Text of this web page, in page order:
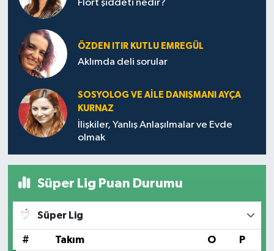
Flört şiddeti nedir?
ÖZDEN ITIR KUTLU EMREGÜL
Aklımda deli sorular
SOSYOLOG VE AILE DANIŞMANI AYÇA
KURNAZ
İlişkiler, Yanlış Anlaşılmalar ve Evde
olmak
Süper Lig Puan Durumu
Süper Lig
# Takım O P
TEKNOLOJİ
TİCARET
YAŞAM